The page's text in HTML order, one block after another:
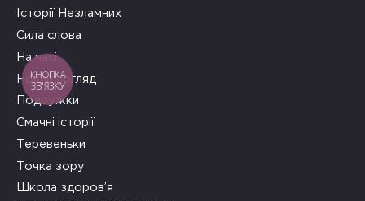
Історії Незламних
Сила слова
На часі
Новий погляд
Подружки
Смачні історії
Теревеньки
Точка зору
Школа здоров’я
КНОПКА
ЗВ'ЯЗКУ